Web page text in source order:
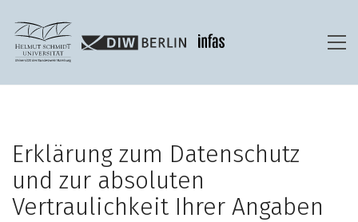
Erklärung zum Datenschutz
und zur absoluten
Vertraulichkeit Ihrer Angaben